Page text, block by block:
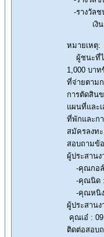
-รางวัลช
เงินรา
หมายเหตุ:
ผู้ชนะที่ได้
1,000 บา
ที่จ่ายตาม
การตัดสิน
แผนที่และ
ที่พักและก
สมัครลงท
สอบถามข้
ผู้ประสาน
-คุณกอล์ฟ
-คุณนิด :
-คุณหนิง
ผู้ประสาน
คุณเอ๋ :
ติดต่อสอบ